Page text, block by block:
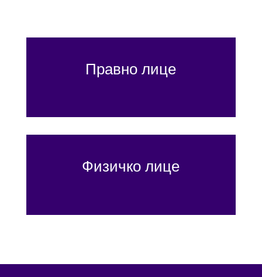
Правно лице
Физичко лице